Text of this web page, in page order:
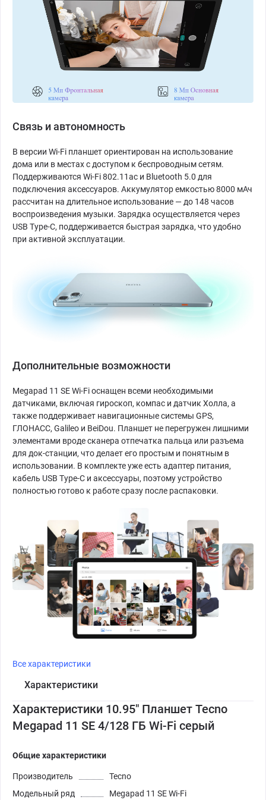
Связь и автономность
В версии Wi-Fi планшет ориентирован на использование
дома или в местах с доступом к беспроводным сетям.
Поддерживаются Wi-Fi 802.11ac и Bluetooth 5.0 для
подключения аксессуаров. Аккумулятор емкостью 8000 мАч
рассчитан на длительное использование — до 148 часов
воспроизведения музыки. Зарядка осуществляется через
USB Type-C, поддерживается быстрая зарядка, что удобно
при активной эксплуатации.
Дополнительные возможности
Megapad 11 SE Wi-Fi оснащен всеми необходимыми
датчиками, включая гироскоп, компас и датчик Холла, а
также поддерживает навигационные системы GPS,
ГЛОНАСС, Galileo и BeiDou. Планшет не перегружен лишними
элементами вроде сканера отпечатка пальца или разъема
для док-станции, что делает его простым и понятным в
использовании. В комплекте уже есть адаптер питания,
кабель USB Type-C и аксессуары, поэтому устройство
полностью готово к работе сразу после распаковки.
Все характеристики
Характеристики
Характеристики 10.95" Планшет Tecno
Megapad 11 SE 4/128 ГБ Wi-Fi серый
Общие характеристики
Производитель
Tecno
Модельный ряд
Megapad 11 SE Wi-Fi